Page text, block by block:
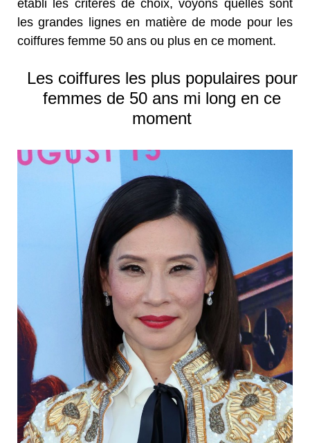
établi les critères de choix, voyons quelles sont
les grandes lignes en matière de mode pour les
coiffures femme 50 ans ou plus en ce moment.
Les coiffures les plus populaires pour
femmes de 50 ans mi long en ce
moment